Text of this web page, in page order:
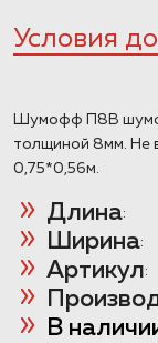
Условия
Шумофф П8В
толщиной 8мм. Не
0,75*0,56м.
Длина:
Ширина:
Артикул:
В